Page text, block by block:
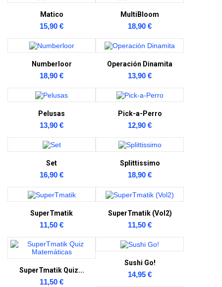
Matico
15,90 €
MultiBloom
18,90 €
Numberloor
18,90 €
Operación Dinamita
13,90 €
Pelusas
13,90 €
Pick-a-Perro
12,90 €
Set
16,90 €
Splittissimo
18,90 €
SuperTmatik
11,50 €
SuperTmatik (Vol2)
11,50 €
SuperTmatik Quiz...
11,50 €
Sushi Go!
14,95 €